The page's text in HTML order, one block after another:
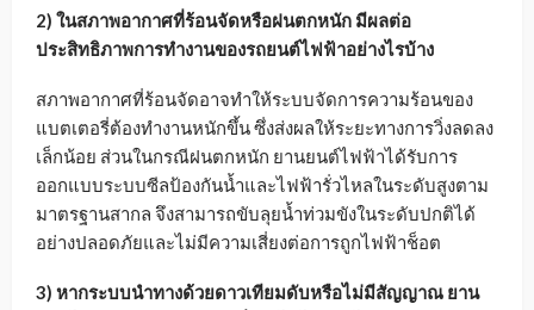
2) ในสภาพอากาศที่ร้อนจัดหรือฝนตกหนัก มีผลต่อ
ประสิทธิภาพการทำงานของรถยนต์ไฟฟ้าอย่างไรบ้าง
สภาพอากาศที่ร้อนจัดอาจทำให้ระบบจัดการความร้อนของ
แบตเตอรี่ต้องทำงานหนักขึ้น ซึ่งส่งผลให้ระยะทางการวิ่งลดลง
เล็กน้อย ส่วนในกรณีฝนตกหนัก ยานยนต์ไฟฟ้าได้รับการ
ออกแบบระบบซีลป้องกันน้ำและไฟฟ้ารั่วไหลในระดับสูงตาม
มาตรฐานสากล จึงสามารถขับลุยน้ำท่วมขังในระดับปกติได้
อย่างปลอดภัยและไม่มีความเสี่ยงต่อการถูกไฟฟ้าช็อต
3) หากระบบนำทางด้วยดาวเทียมดับหรือไม่มีสัญญาณ ยาน